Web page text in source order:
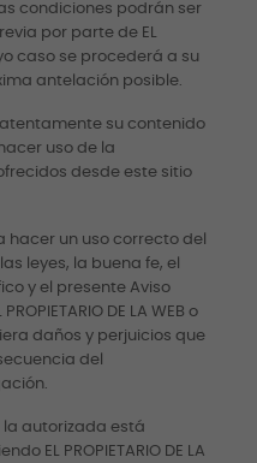
condiciones podrán ser
por parte de EL
caso se procederá a su
antelación posible.
su contenido
uso de la
desde este sitio
hacer un uso correcto del
leyes, la buena fe, el
y el presente Aviso
DE LA WEB o
daños y perjuicios que
del
autorizada está
EL PROPIETARIO DE LA